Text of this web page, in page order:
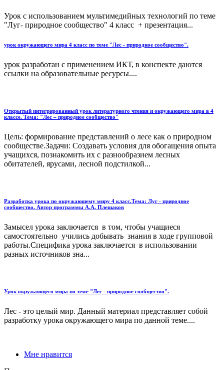
Урок с использованием мультимедийных технологий по теме
"Луг- природное сообщество" 4 класс + презентация...
урок окружающего мира 4 класс по теме "Лес - природное сообщество".
урок разработан с применением ИКТ, в конспекте даются
ссылки на образовательные ресурсы....
Открытый интегрированный урок литературного чтения и окружающего мира в 4
классе. Тема: "Лес – природное сообщество"
Цель: формирование представлений о лесе как о природном
сообществе.Задачи: Создавать условия для обогащения опыта
учащихся, познакомить их с разнообразием лесных
обитателей, ярусами, лесной подстилкой...
Разработка урока по окружающему миру 4 класс.Тема: Луг - природное
сообщество. Автор программы А.А. Плешаков
Замысел урока заключается в том, чтобы учащиеся
самостоятельно учились добывать знания в ходе групповой
работы.Специфика урока заключается в использовании
разных источников зна...
Урок окружающего мира по теме "Лес - природное сообщество".
Лес - это целый мир. Данный материал представляет собой
разработку урока окружающего мира по данной теме....
Мне нравится